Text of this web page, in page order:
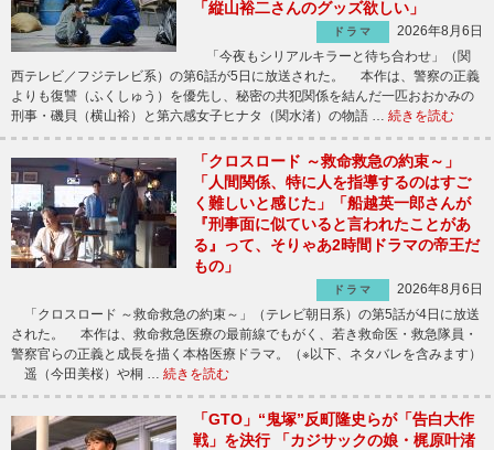
「縦山裕二さんのグッズ欲しい」
ドラマ
2026年8月6日
「今夜もシリアルキラーと待ち合わせ」（関
西テレビ／フジテレビ系）の第6話が5日に放送された。 本作は、警察の正義
よりも復讐（ふくしゅう）を優先し、秘密の共犯関係を結んだ一匹おおかみの
刑事・磯貝（横山裕）と第六感女子ヒナタ（関水渚）の物語 … 続きを読む
「クロスロード ～救命救急の約束～」
「人間関係、特に人を指導するのはすご
く難しいと感じた」「船越英一郎さんが
『刑事面に似ていると言われたことがあ
る』って、そりゃあ2時間ドラマの帝王だ
もの」
ドラマ
2026年8月6日
「クロスロード ～救命救急の約束～」（テレビ朝日系）の第5話が4日に放送
された。 本作は、救命救急医療の最前線でもがく、若き救命医・救急隊員・
警察官らの正義と成長を描く本格医療ドラマ。（※以下、ネタバレを含みます）
遥（今田美桜）や桐 … 続きを読む
「GTO」“鬼塚”反町隆史らが「告白大作
戦」を決行 「カジサックの娘・梶原叶渚